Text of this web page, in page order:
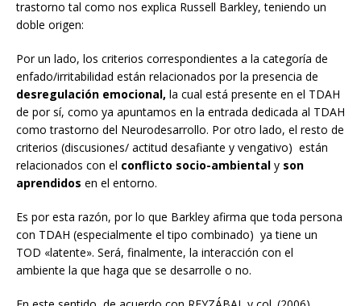
trastorno tal como nos explica Russell Barkley, teniendo un
doble origen:
Por un lado, los criterios correspondientes a la categoría de
enfado/irritabilidad están relacionados por la presencia de
desregulación emocional, la cual está presente en el TDAH
de por sí, como ya apuntamos en la entrada dedicada al TDAH
como trastorno del Neurodesarrollo. Por otro lado, el resto de
criterios (discusiones/ actitud desafiante y vengativo) están
relacionados con el conflicto socio-ambiental y son
aprendidos en el entorno.
Es por esta razón, por lo que Barkley afirma que toda persona
con TDAH (especialmente el tipo combinado) ya tiene un
TOD «latente». Será, finalmente, la interacción con el
ambiente la que haga que se desarrolle o no.